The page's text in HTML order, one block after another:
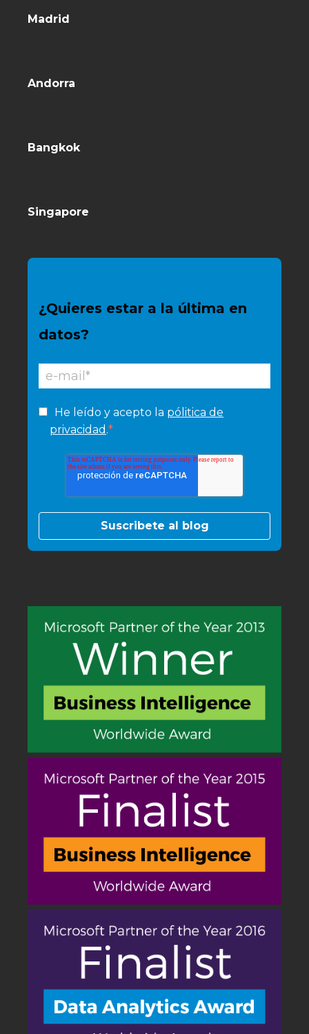
Madrid
Andorra
Bangkok
Singapore
¿Quieres estar a la última en
datos?
He leído y acepto la pólitica de
privacidad .*